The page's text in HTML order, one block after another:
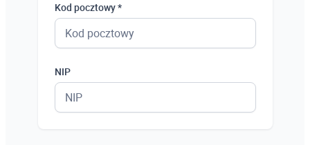
Kod pocztowy *
NIP